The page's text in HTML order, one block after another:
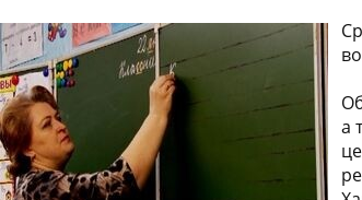
а